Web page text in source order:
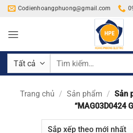
Bỏ
nội
Codienhoangphuong@gmail.com
Tìm
Trang chủ / Sản phẩm / Sản
“MAG03D0424